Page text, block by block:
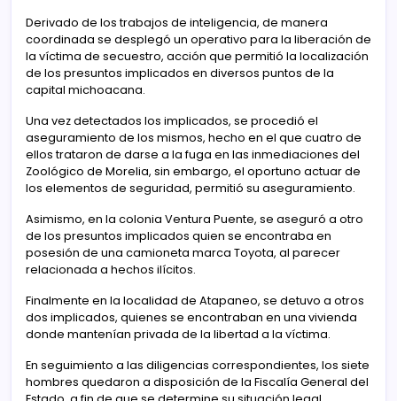
Derivado de los trabajos de inteligencia, de manera
coordinada se desplegó un operativo para la liberación de
la víctima de secuestro, acción que permitió la localización
de los presuntos implicados en diversos puntos de la
capital michoacana.
Una vez detectados los implicados, se procedió el
aseguramiento de los mismos, hecho en el que cuatro de
ellos trataron de darse a la fuga en las inmediaciones del
Zoológico de Morelia, sin embargo, el oportuno actuar de
los elementos de seguridad, permitió su aseguramiento.
Asimismo, en la colonia Ventura Puente, se aseguró a otro
de los presuntos implicados quien se encontraba en
posesión de una camioneta marca Toyota, al parecer
relacionada a hechos ilícitos.
Finalmente en la localidad de Atapaneo, se detuvo a otros
dos implicados, quienes se encontraban en una vivienda
donde mantenían privada de la libertad a la víctima.
En seguimiento a las diligencias correspondientes, los siete
hombres quedaron a disposición de la Fiscalía General del